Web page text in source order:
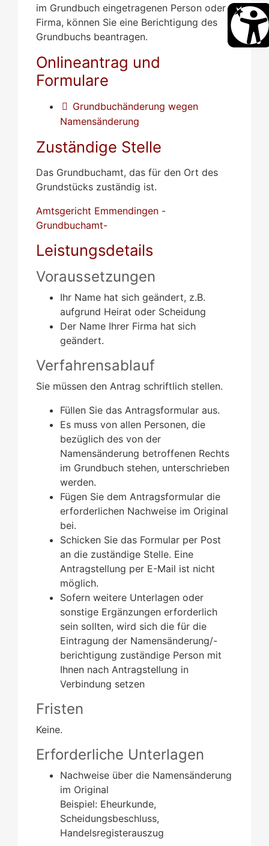
im Grundbuch eingetragenen Person oder
Firma, können Sie eine Berichtigung des
Grundbuchs beantragen.
Onlineantrag und
Formulare
Grundbuchänderung wegen
Namensänderung
Zuständige Stelle
Das Grundbuchamt, das für den Ort des
Grundstücks zuständig ist.
Amtsgericht Emmendingen -
Grundbuchamt-
Leistungsdetails
Voraussetzungen
Ihr Name hat sich geändert, z.B.
aufgrund Heirat oder Scheidung
Der Name Ihrer Firma hat sich
geändert.
Verfahrensablauf
Sie müssen den Antrag schriftlich stellen.
Füllen Sie das Antragsformular aus.
Es muss von allen Personen, die
bezüglich des von der
Namensänderung betroffenen Rechts
im Grundbuch stehen, unterschrieben
werden.
Fügen Sie dem Antragsformular die
erforderlichen Nachweise im Original
bei.
Schicken Sie das Formular per Post
an die zuständige Stelle. Eine
Antragstellung per E-Mail ist nicht
möglich.
Sofern weitere Unterlagen oder
sonstige Ergänzungen erforderlich
sein sollten, wird sich die für die
Eintragung der Namensänderung/-
berichtigung zuständige Person mit
Ihnen nach Antragstellung in
Verbindung setzen
Fristen
Keine.
Erforderliche Unterlagen
Nachweise über die Namensänderung
im Original
Beispiel: Eheurkunde,
Scheidungsbeschluss,
Handelsregisterauszug